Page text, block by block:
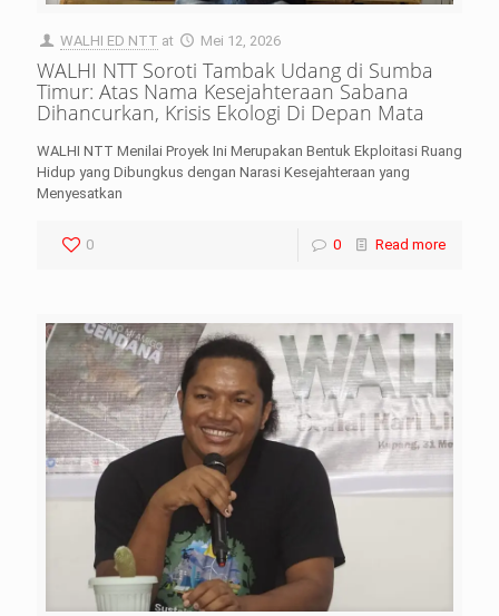
WALHI ED NTT at Mei 12, 2026
WALHI NTT Soroti Tambak Udang di Sumba
Timur: Atas Nama Kesejahteraan Sabana
Dihancurkan, Krisis Ekologi Di Depan Mata
WALHI NTT Menilai Proyek Ini Merupakan Bentuk Ekploitasi Ruang
Hidup yang Dibungkus dengan Narasi Kesejahteraan yang
Menyesatkan
0 0 Read more